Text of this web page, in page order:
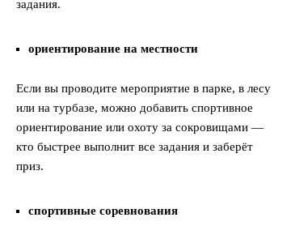
задания.
ориентирование на местности
Если вы проводите мероприятие в парке, в лесу
или на турбазе, можно добавить спортивное
ориентирование или охоту за сокровищами —
кто быстрее выполнит все задания и заберёт
приз.
спортивные соревнования